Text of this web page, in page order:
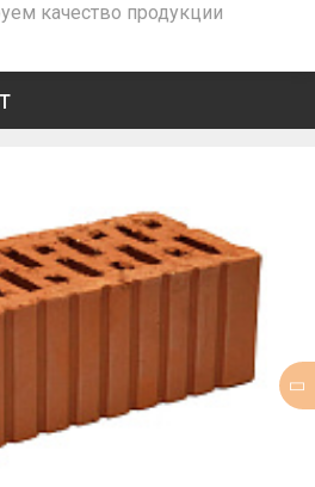
качество продукции